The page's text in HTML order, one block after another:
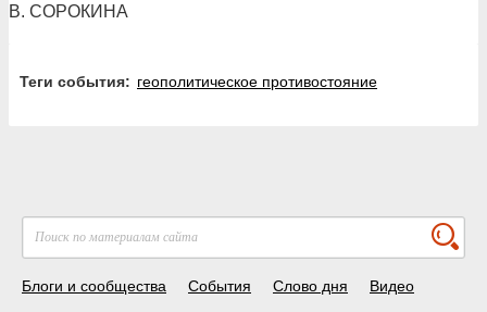
В. СОРОКИНА
Теги события: геополитическое противостояние
Блоги и сообщества События Слово дня Видео